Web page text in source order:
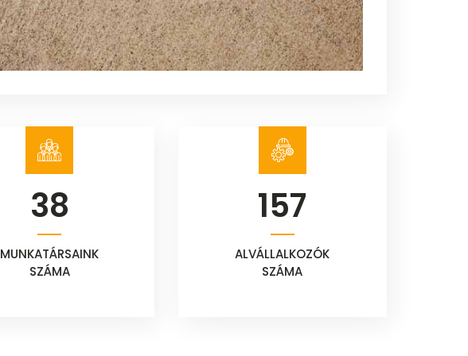
38
MUNKATÁRSAINK
SZÁMA
157
ALVÁLLALKOZÓK
SZÁMA